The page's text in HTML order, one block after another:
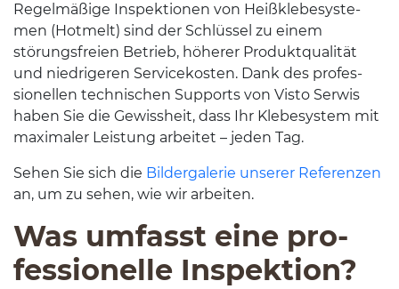
Regelmäßige Inspek­tio­nen von Heißk­lebesys­te­
men (Hot­melt) sind der Schlüs­sel zu einem
störungs­freien Betrieb, höherer Pro­duk­tqual­ität
und niedrigeren Ser­vicekosten. Dank des pro­fes­
sionellen tech­nis­chen Sup­ports von Visto Ser­wis
haben Sie die Gewis­sheit, dass Ihr Klebesys­tem mit
max­i­maler Leis­tung arbeitet – jeden Tag.
Sehen Sie sich die Bilder­ga­lerie unserer Ref­eren­zen
an, um zu sehen, wie wir arbeiten.
Was umfasst eine pro­
fes­sionelle Inspektion?